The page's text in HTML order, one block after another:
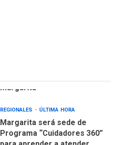
Margarita
REGIONALES ÚLTIMA HORA
Margarita será sede de
Programa “Cuidadores 360”